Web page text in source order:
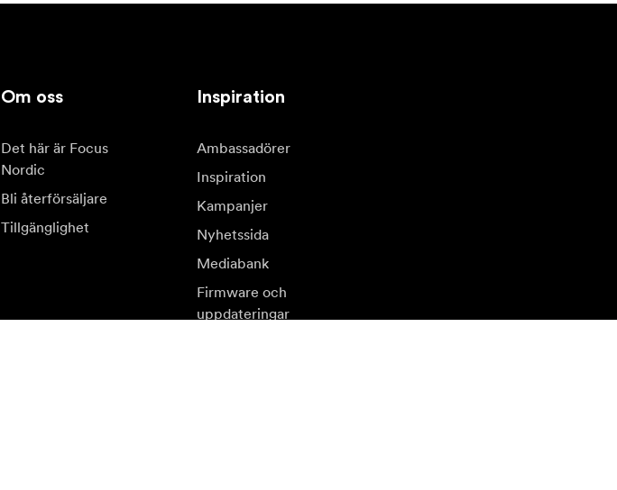
Om oss
Det här är Focus
Nordic
Bli återförsäljare
Tillgänglighet
Inspiration
Ambassadörer
Inspiration
Kampanjer
Nyhetssida
Mediabank
Firmware och
uppdateringar